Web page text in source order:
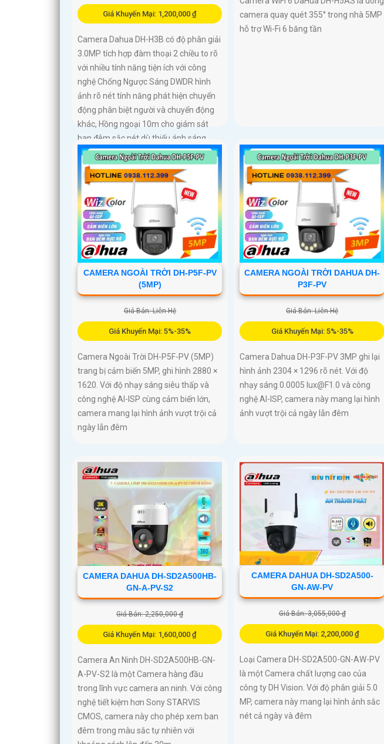
Giá Khuyến Mại: 1,200,000 ₫
Camera Dahua DH-H3B có độ phân giải
3.0MP tích hợp đàm thoại 2 chiều to rõ
với nhiều tính năng tiện ích với công
nghệ Chống Ngược Sáng DWDR hình
ảnh rõ nét tính năng phát hiện chuyển
động phân biệt người và chuyển động
khác, Hồng ngoại 10m cho giám sát
ban đêm sắc nét dù thiếu ánh sáng
camera quay quét 355° trong nhà 5MP
hỗ trợ Wi-Fi 6 băng tần
CAMERA NGOÀI TRỜI DH-P5F-PV
(5MP)
Giá Bán: Liên Hệ
Giá Khuyến Mại: 5%-35%
Camera Ngoài Trời DH-P5F-PV (5MP)
trang bị cảm biến 5MP, ghi hình 2880 ×
1620. Với độ nhạy sáng siêu thấp và
công nghệ AI-ISP cùng cảm biến lớn,
camera mang lại hình ảnh vượt trội cả
ngày lẫn đêm
CAMERA NGOÀI TRỜI DAHUA DH-
P3F-PV
Giá Bán: Liên Hệ
Giá Khuyến Mại: 5%-35%
Camera Dahua DH-P3F-PV 3MP ghi lại
hình ảnh 2304 × 1296 rõ nét. Với độ
nhạy sáng 0.0005 lux@F1.0 và công
nghệ AI-ISP, camera này mang lại hình
ảnh vượt trội cả ngày lẫn đêm
CAMERA DAHUA DH-SD2A500HB-
GN-A-PV-S2
Giá Bán: 2,250,000 ₫
Giá Khuyến Mại: 1,600,000 ₫
Camera An Ninh DH-SD2A500HB-GN-
A-PV-S2 là một Camera hàng đầu
trong lĩnh vực camera an ninh. Với công
nghệ tiết kiệm hơn Sony STARVIS
CMOS, camera này cho phép xem ban
đêm trong màu sắc tự nhiên với
CAMERA DAHUA DH-SD2A500-
GN-AW-PV
Giá Bán: 3,055,000 ₫
Giá Khuyến Mại: 2,200,000 ₫
Loại Camera DH-SD2A500-GN-AW-PV
là một Camera chất lượng cao của
công ty DH Vision. Với độ phân giải 5.0
MP, camera này mang lại hình ảnh sắc
nét cả ngày và đêm